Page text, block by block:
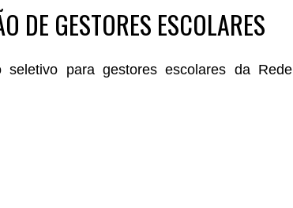
DE GESTORES ESCOLARES
seletivo para gestores escolares da Rede